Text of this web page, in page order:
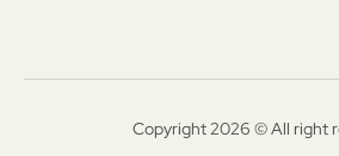
Copyright 2026 © All right